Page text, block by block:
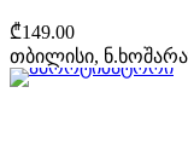
₾149.00
თბილისი,